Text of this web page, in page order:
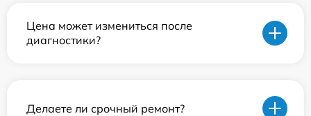
Цена может измениться после
диагностики?
Делаете ли срочный ремонт?